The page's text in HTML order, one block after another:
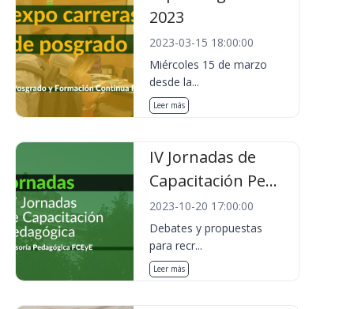
2023
2023-03-15 18:00:00
Miércoles 15 de marzo
desde la...
Leer más
IV Jornadas de
Capacitación Pe...
2023-10-20 17:00:00
Debates y propuestas
para recr...
Leer más